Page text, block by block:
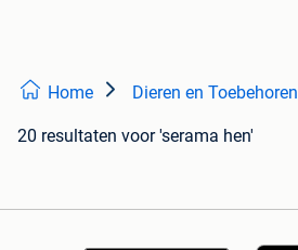
Home Dieren en Toebehoren
20 resultaten voor 'serama hen'